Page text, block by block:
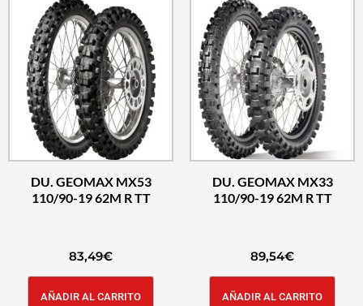
DU. GEOMAX MX53
110/90-19 62M R TT
83,49€
AÑADIR AL CARRITO
DU. GEOMAX MX33
110/90-19 62M R TT
89,54€
AÑADIR AL CARRITO